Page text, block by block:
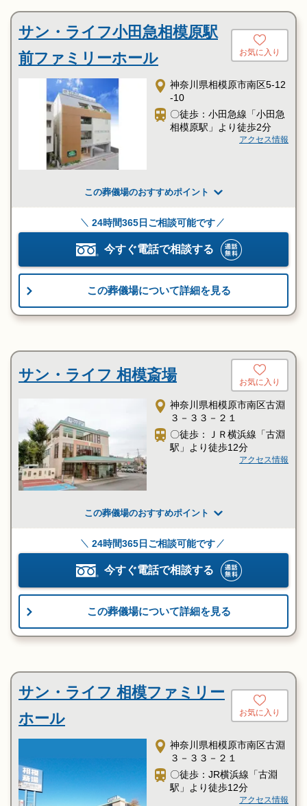
サン・ライフ小田急相模原駅
前ファミリーホール
お気に入り
神奈川県相模原市南区5-12
-10
〇徒歩：小田急線「小田急
相模原駅」より徒歩2分
アクセス情報
この葬儀場のおすすめポイント
24時間365日ご相談可能です
今すぐ電話で相談する
この葬儀場について詳細を見る
サン・ライフ 相模斎場 お気に入り
神奈川県相模原市南区古淵
３－３３－２１
〇徒歩：ＪＲ横浜線「古淵
駅」より徒歩12分
アクセス情報
この葬儀場のおすすめポイント
24時間365日ご相談可能です
今すぐ電話で相談する
この葬儀場について詳細を見る
サン・ライフ 相模ファミリー
ホール
お気に入り
神奈川県相模原市南区古淵
３－３３－２１
〇徒歩：JR横浜線「古淵
駅」より徒歩12分
アクセス情報